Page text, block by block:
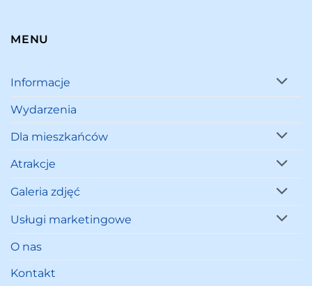
MENU
Informacje
Wydarzenia
Dla mieszkańców
Atrakcje
Galeria zdjęć
Usługi marketingowe
O nas
Kontakt